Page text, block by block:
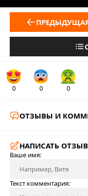
0 0 0
ОТЗЫВЫ И
НАПИСАТЬ ОТЗЫВ
Ваше имя:
Текст комментария: